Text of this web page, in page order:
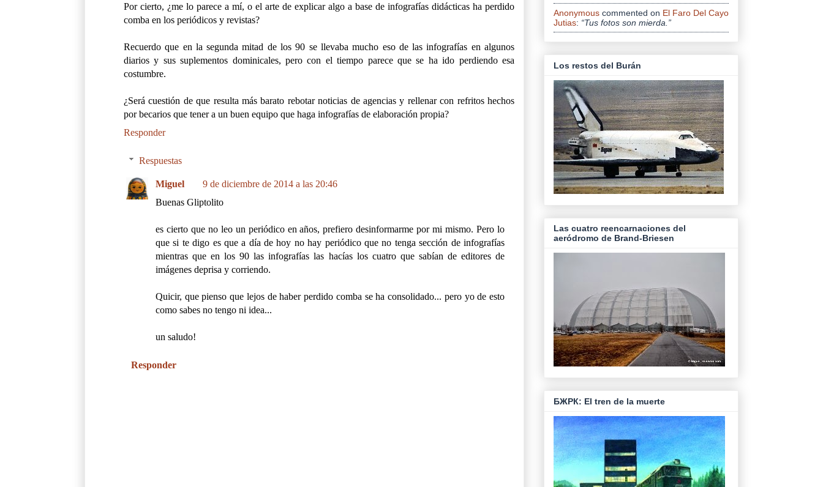
Por cierto, ¿me lo parece a mí, o el arte de explicar algo a base de infografías didácticas ha perdido
comba en los periódicos y revistas?
Recuerdo que en la segunda mitad de los 90 se llevaba mucho eso de las infografías en algunos
diarios y sus suplementos dominicales, pero con el tiempo parece que se ha ido perdiendo esa
costumbre.
¿Será cuestión de que resulta más barato rebotar noticias de agencias y rellenar con refritos hechos
por becarios que tener a un buen equipo que haga infografías de elaboración propia?
Responder
Respuestas
Miguel
9 de diciembre de 2014 a las 20:46
Buenas Gliptolito
es cierto que no leo un periódico en años, prefiero desinformarme por mi mismo. Pero lo
que si te digo es que a día de hoy no hay periódico que no tenga sección de infografías
mientras que en los 90 las infografías las hacías los cuatro que sabían de editores de
imágenes deprisa y corriendo.
Quicir, que pienso que lejos de haber perdido comba se ha consolidado... pero yo de esto
como sabes no tengo ni idea...
un saludo!
Responder
Anonymous commented on El Faro Del Cayo
Jutias: “Tus fotos son mierda.”
Los restos del Burán
Las cuatro reencarnaciones del
aeródromo de Brand-Briesen
БЖРК: El tren de la muerte